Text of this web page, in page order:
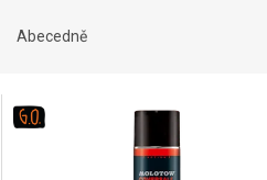
Abecedně